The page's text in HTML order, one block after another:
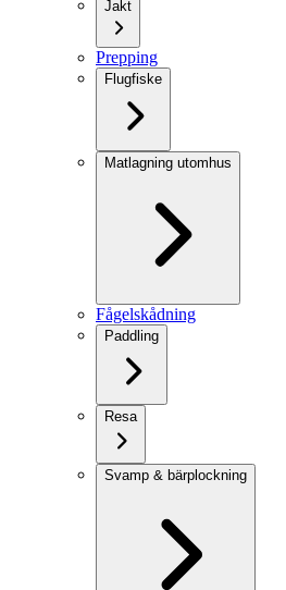
Jakt
Prepping
Flugfiske
Matlagning utomhus
Fågelskådning
Paddling
Resa
Svamp & bärplockning